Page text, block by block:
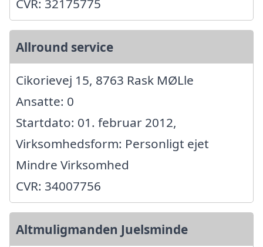
CVR: 32175775
Allround service
Cikorievej 15, 8763 Rask MØLle
Ansatte: 0
Startdato: 01. februar 2012,
Virksomhedsform: Personligt ejet
Mindre Virksomhed
CVR: 34007756
Altmuligmanden Juelsminde